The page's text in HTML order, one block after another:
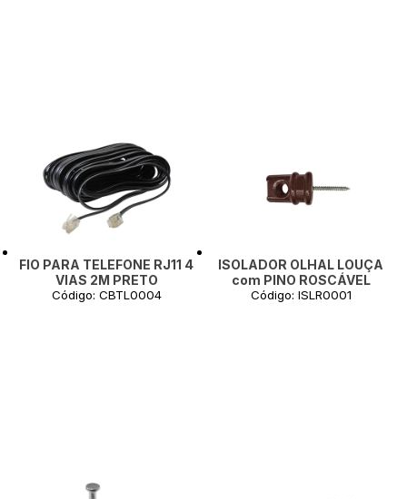
FIO PARA TELEFONE RJ11 4
VIAS 2M PRETO
Código: CBTL0004
ISOLADOR OLHAL LOUÇA
com PINO ROSCÁVEL
Código: ISLR0001